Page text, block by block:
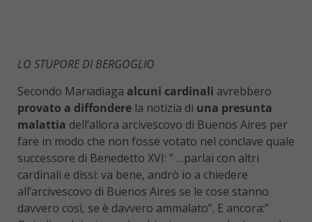
LO STUPORE DI BERGOGLIO
Secondo Mariadiaga alcuni cardinali avrebbero
provato a diffondere la notizia di una presunta
malattia dell’allora arcivescovo di Buenos Aires per
fare in modo che non fosse votato nel conclave quale
successore di Benedetto XVI: ” …parlai con altri
cardinali e dissi: va bene, andrò io a chiedere
all’arcivescovo di Buenos Aires se le cose stanno
davvero così, se è davvero ammalato”. E ancora:”